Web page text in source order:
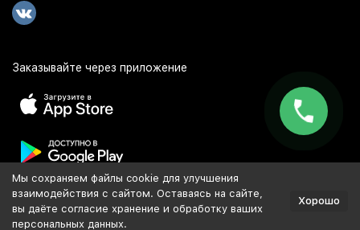
Заказывайте через приложение
Популярное
Мы сохраняем файлы cookie для улучшения
взаимодействия с сайтом. Оставаясь на сайте,
вы даёте согласие хранение и обработку ваших
персональных данных.
Хорошо